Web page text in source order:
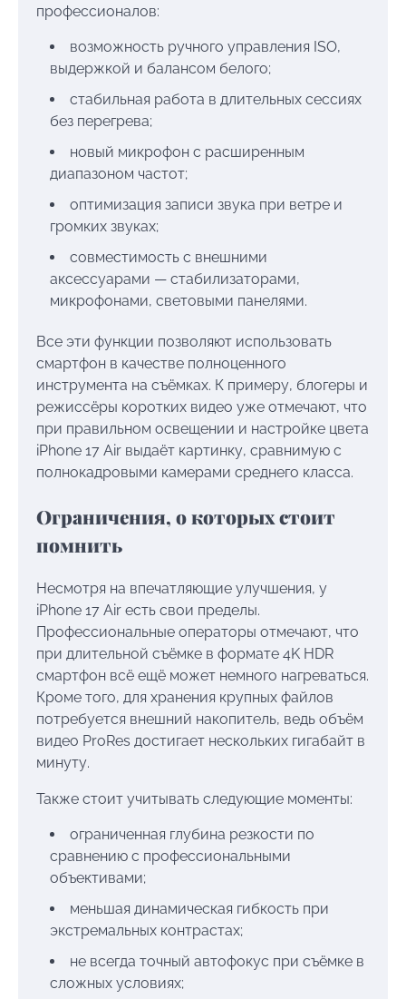
профессионалов:
возможность ручного управления ISO,
выдержкой и балансом белого;
стабильная работа в длительных сессиях
без перегрева;
новый микрофон с расширенным
диапазоном частот;
оптимизация записи звука при ветре и
громких звуках;
совместимость с внешними
аксессуарами — стабилизаторами,
микрофонами, световыми панелями.
Все эти функции позволяют использовать
смартфон в качестве полноценного
инструмента на съёмках. К примеру, блогеры и
режиссёры коротких видео уже отмечают, что
при правильном освещении и настройке цвета
iPhone 17 Air выдаёт картинку, сравнимую с
полнокадровыми камерами среднего класса.
Ограничения, о которых стоит
помнить
Несмотря на впечатляющие улучшения, у
iPhone 17 Air есть свои пределы.
Профессиональные операторы отмечают, что
при длительной съёмке в формате 4K HDR
смартфон всё ещё может немного нагреваться.
Кроме того, для хранения крупных файлов
потребуется внешний накопитель, ведь объём
видео ProRes достигает нескольких гигабайт в
минуту.
Также стоит учитывать следующие моменты:
ограниченная глубина резкости по
сравнению с профессиональными
объективами;
меньшая динамическая гибкость при
экстремальных контрастах;
не всегда точный автофокус при съёмке в
сложных условиях;